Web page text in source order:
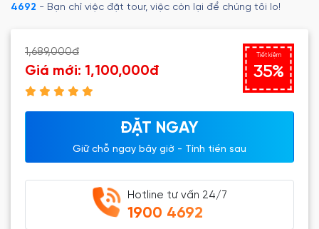
trấn Mộc Châu, Glenda Tower Moc Chau Hotel cũng là tòa
4692 - Bạn chỉ việc đặt tour, việc còn lại để chúng tôi lo!
1,689,000đ
Giá mới: 1,100,000đ
Tiết kiệm
35%
ĐẶT NGAY
Giữ chỗ ngay bây giờ - Tính tiền sau
Hotline tư vấn 24/7
1900 4692